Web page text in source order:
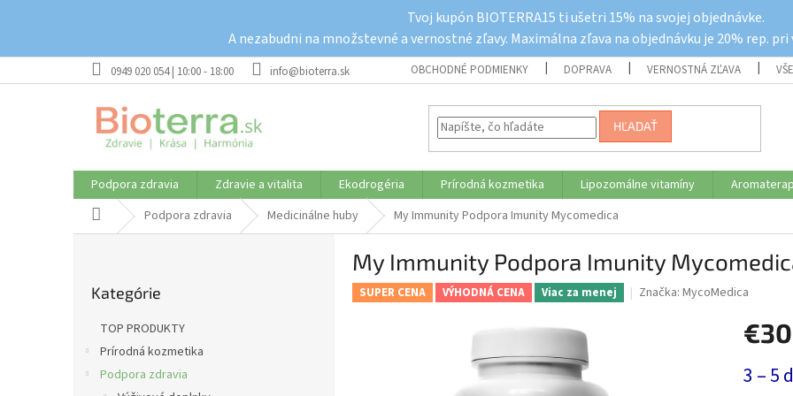
Tvoj kupón BIOTERRA15 ti ušetri 15% na svojej objednávke.
A nezabudni na množstevné a vernostné zľavy. Maximálna zľava na objednávku je 20% rep. pri
0949 020 054 | 10:00 - 18:00 info@bioterra.sk OBCHODNÉ PODMIENKY DOPRAVA VERNOSTNÁ ZĽAVA
HĽADAŤ
Podpora zdravia Zdravie a vitalita Ekodrogéria Prírodná kozmetika Lipozomálne vitamíny
DomovPodpora zdravia Medicinálne huby My Immunity Podpora Imunity Mycomedica
kategórie
Kategórie
TOP PRODUKTY
Prírodná kozmetika
Podpora zdravia
My Immunity Podpora Imunity
SUPER CENA VÝHODNÁ CENA Viac za menej Značka: MycoMedica
cena:
3 – 5